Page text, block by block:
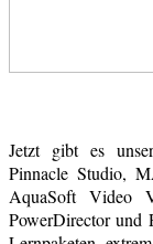
Jetzt gibt es
Pinnacle Studio,
AquaSoft Video
PowerDirector und